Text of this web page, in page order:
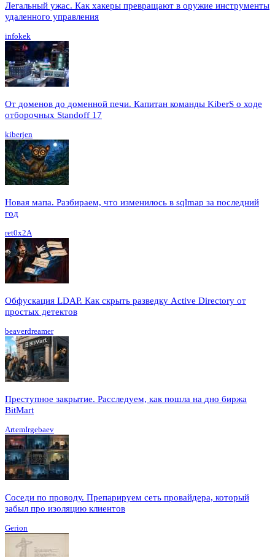
Легальный ужас. Как хакеры превращают в оружие инструменты
удаленного управления
infokek
От доменов до доменной печи. Капитан команды KiberS о ходе
отборочных Standoff 17
kiberjen
Новая мапа. Разбираем, что изменилось в sqlmap за последний
год
ret0x2A
Обфускация LDAP. Как скрыть разведку Active Directory от
простых детектов
beaverdreamer
Преступное закрытие. Расследуем, как пошла на дно биржа
BitMart
ArtemIrgebaev
Соседи по проводу. Препарируем сеть провайдера, который
забыл про изоляцию клиентов
Gerion